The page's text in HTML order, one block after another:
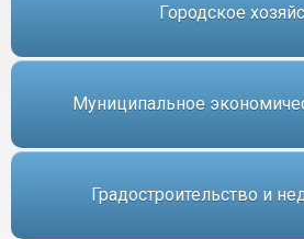
Городское
Муниципальное
Градостроительство и